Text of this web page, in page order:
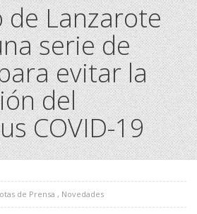
de Lanzarote
serie de
evitar la
del
COVID-19
de Prensa , Novedades